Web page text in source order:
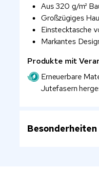
Aus 320 g/m²
Großzügiges
Einstecktasche
Markantes
Produkte mit
Erneuerbare
Jutefasern
Besonderheiten